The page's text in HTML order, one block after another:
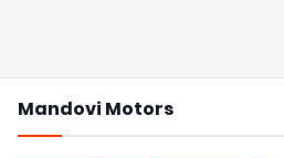
Mandovi Motors